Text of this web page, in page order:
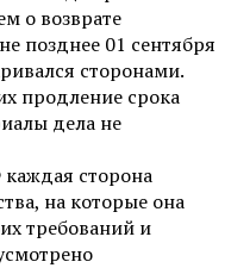
о возврате
позднее 01 сентября
сторонами.
продление срока
дела не
сторона
на которые она
требований и